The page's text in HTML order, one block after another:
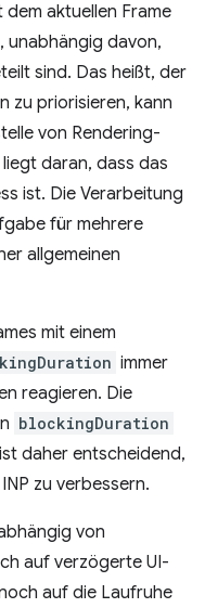
aktuellen Frame
unabhängig davon,
sind. Das heißt, der
zu priorisieren, kann
von Rendering-
daran, dass das
ist. Die Verarbeitung
für mehrere
allgemeinen
mit einem
immer
reagieren. Die
blockingDuration
ist daher entscheidend,
zu verbessern.
von
auf verzögerte UI-
auf die Laufruhe